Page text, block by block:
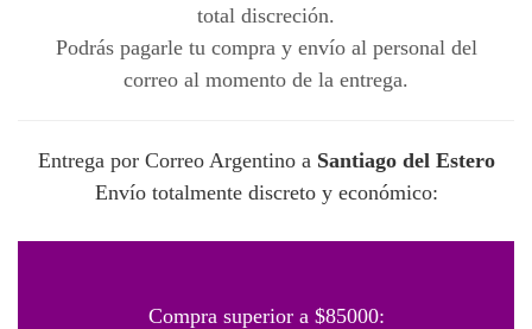
total discreción.
Podrás pagarle tu compra y envío al personal del
correo al momento de la entrega.
Entrega por Correo Argentino a Santiago del Estero
Envío totalmente discreto y económico:
Compra superior a $85000: